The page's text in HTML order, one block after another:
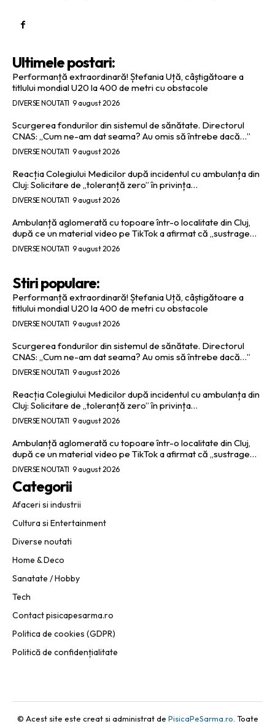
Ultimele postari:
Performanță extraordinară! Ștefania Uță, câștigătoare a
titlului mondial U20 la 400 de metri cu obstacole
DIVERSE NOUTATI 9 august 2026
Scurgerea fondurilor din sistemul de sănătate. Directorul
CNAS: „Cum ne-am dat seama? Au omis să întrebe dacă…”
DIVERSE NOUTATI 9 august 2026
Reacția Colegiului Medicilor după incidentul cu ambulanța din
Cluj: Solicitare de „toleranță zero” în privința…
DIVERSE NOUTATI 9 august 2026
Ambulanță aglomerată cu topoare într-o localitate din Cluj,
după ce un material video pe TikTok a afirmat că „sustrage…
DIVERSE NOUTATI 9 august 2026
Stiri populare:
Performanță extraordinară! Ștefania Uță, câștigătoare a
titlului mondial U20 la 400 de metri cu obstacole
DIVERSE NOUTATI 9 august 2026
Scurgerea fondurilor din sistemul de sănătate. Directorul
CNAS: „Cum ne-am dat seama? Au omis să întrebe dacă…”
DIVERSE NOUTATI 9 august 2026
Reacția Colegiului Medicilor după incidentul cu ambulanța din
Cluj: Solicitare de „toleranță zero” în privința…
DIVERSE NOUTATI 9 august 2026
Ambulanță aglomerată cu topoare într-o localitate din Cluj,
după ce un material video pe TikTok a afirmat că „sustrage…
DIVERSE NOUTATI 9 august 2026
Categorii
Afaceri si industrii
Cultura si Entertainment
Diverse noutati
Home & Deco
Sanatate / Hobby
Tech
Contact pisicapesarma.ro
Politica de cookies (GDPR)
Politică de confidențialitate
© Acest site este creat si administrat de PisicaPeSarma.ro . Toate